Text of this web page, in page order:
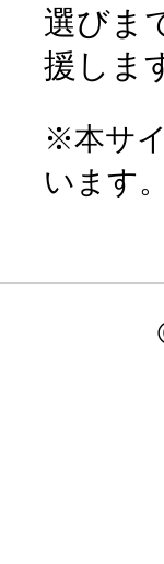
選びま
援しま
※本サ
います。